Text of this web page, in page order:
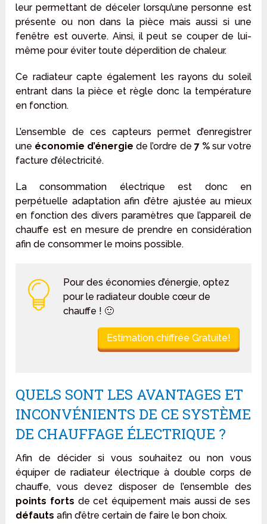
leur permettant de déceler lorsqu’une personne est
présente ou non dans la pièce mais aussi si une
fenêtre est ouverte. Ainsi, il peut se couper de lui-
même pour éviter toute déperdition de chaleur.
Ce radiateur capte également les rayons du soleil
entrant dans la pièce et règle donc la température
en fonction.
L’ensemble de ces capteurs permet d’enregistrer
une économie d’énergie de l’ordre de 7 % sur votre
facture d’électricité.
La consommation électrique est donc en
perpétuelle adaptation afin d’être ajustée au mieux
en fonction des divers paramètres que l’appareil de
chauffe est en mesure de prendre en considération
afin de consommer le moins possible.
Pour des économies d’énergie, optez
pour le radiateur double cœur de
chauffe ! 🙂
Estimation chiffrée Gratuite!
QUELS SONT LES AVANTAGES ET
INCONVÉNIENTS DE CE SYSTÈME
DE CHAUFFAGE ÉLECTRIQUE ?
Afin de décider si vous souhaitez ou non vous
équiper de radiateur électrique à double corps de
chauffe, vous devez disposer de l’ensemble des
points forts de cet équipement mais aussi de ses
défautsafin d’être certain de faire le bon choix.